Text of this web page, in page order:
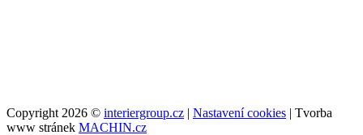
Copyright 2026 © interiergroup.cz | Nastavení cookies | Tvorba
www stránek MACHIN.cz